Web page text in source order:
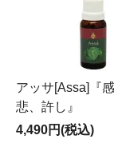
アッサ[Assa]『
悲、許し』
4,490円(税込)